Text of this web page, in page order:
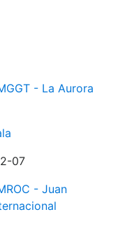
- La Aurora
07
- Juan